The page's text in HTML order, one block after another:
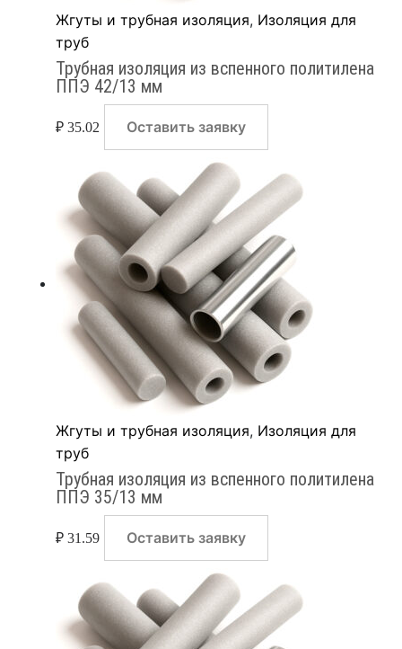
Жгуты и трубная изоляция, Изоляция для
труб
Трубная изоляция из вспенного политилена
ППЭ 42/13 мм
₽ 35.02 Оставить заявку
Жгуты и трубная изоляция, Изоляция для
труб
Трубная изоляция из вспенного политилена
ППЭ 35/13 мм
₽ 31.59 Оставить заявку